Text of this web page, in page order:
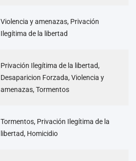
Violencia y amenazas, Privación
Ilegítima de la libertad
Privación Ilegítima de la libertad,
Desaparicion Forzada, Violencia y
amenazas, Tormentos
Tormentos, Privación Ilegítima de la
libertad, Homicidio